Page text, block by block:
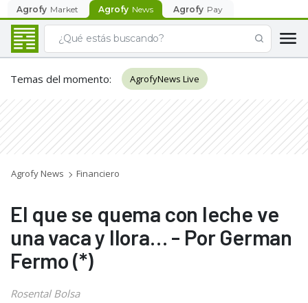
Agrofy Market Agrofy News Agrofy Pay
Temas del momento: AgrofyNews Live
Agrofy News Financiero
El que se quema con leche ve
una vaca y llora… - Por German
Fermo (*)
Rosental Bolsa